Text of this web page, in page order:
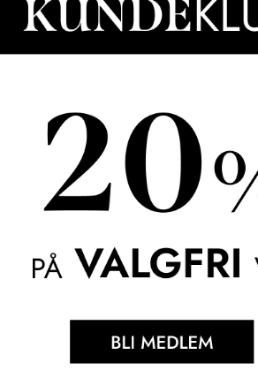
Rabatten
CAIA, Le
SPØRSMÅL & SVAR